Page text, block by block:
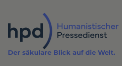
Inhalt
Der säkulare Blick auf die Welt.